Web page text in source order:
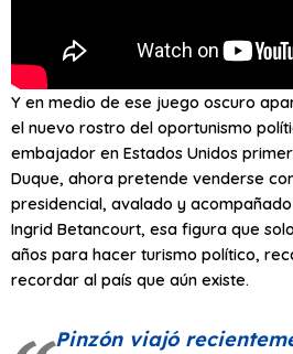
Y en medio de ese juego oscuro
el nuevo rostro del oportunismo
embajador en Estados Unidos
Duque, ahora pretende venderse
presidencial, avalado y
Ingrid Betancourt, esa figura que
años para hacer turismo político,
recordar al país que aún existe.
Pinzón viajó